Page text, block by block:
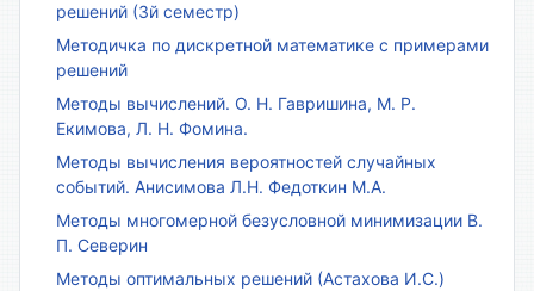
решений (3й семестр)
Методичка по дискретной математике с примерами
решений
Методы вычислений. О. Н. Гавришина, М. Р.
Екимова, Л. Н. Фомина.
Методы вычисления вероятностей случайных
событий. Анисимова Л.Н. Федоткин М.А.
Методы многомерной безусловной минимизации В.
П. Северин
Методы оптимальных решений (Астахова И.С.)